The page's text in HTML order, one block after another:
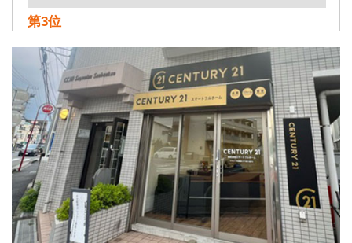
第3位
4ＬＤＫ
相模大野駅
バ9分・歩4分
２０１５年６月築、積水ハウス施工住宅です。 南東…
第4位
4,080万円
4ＬＤＫ
淵野辺駅
歩17分
南側道路に面しており日当たり良好。 キッチンから…